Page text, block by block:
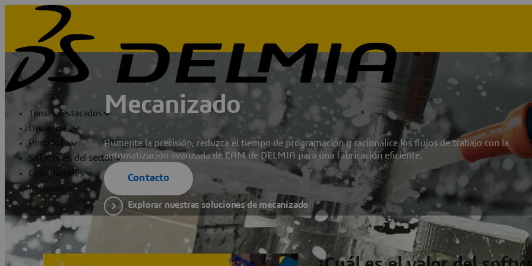
Temas destacados
Disciplinas
Portafolio
Soluciones del sector
Comunidades
Recursos
Mecanizado
Aumente la precisión, reduzca el tiempo de programación y racionalice los flujos de trabajo con la
automatización avanzada de CAM de DELMIA para una fabricación eficiente.
Contacto
Explorar nuestras soluciones de mecanizado